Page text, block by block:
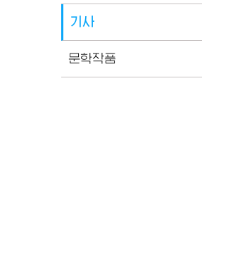
기사
문학작품